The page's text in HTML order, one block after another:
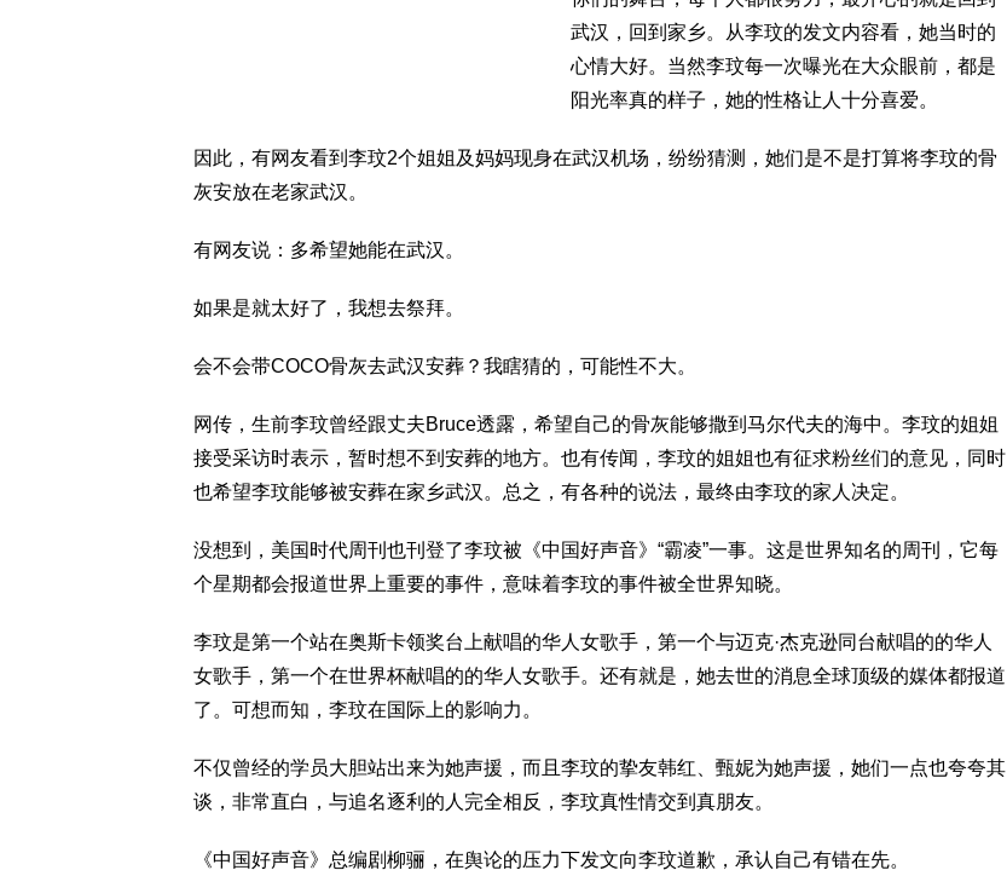
武汉，回到家乡。从李玟的发文内容看，她当时的
心情大好。当然李玟每一次曝光在大众眼前，都是
阳光率真的样子，她的性格让人十分喜爱。
因此，有网友看到李玟2个姐姐及妈妈现身在武汉机场，纷纷猜测，她们是不是打算将李玟的骨
灰安放在老家武汉。
有网友说：多希望她能在武汉。
如果是就太好了，我想去祭拜。
会不会带COCO骨灰去武汉安葬？我瞎猜的，可能性不大。
网传，生前李玟曾经跟丈夫Bruce透露，希望自己的骨灰能够撒到马尔代夫的海中。李玟的姐姐
接受采访时表示，暂时想不到安葬的地方。也有传闻，李玟的姐姐也有征求粉丝们的意见，同时
也希望李玟能够被安葬在家乡武汉。总之，有各种的说法，最终由李玟的家人决定。
没想到，美国时代周刊也刊登了李玟被《中国好声音》“霸凌”一事。这是世界知名的周刊，它每
个星期都会报道世界上重要的事件，意味着李玟的事件被全世界知晓。
李玟是第一个站在奥斯卡领奖台上献唱的华人女歌手，第一个与迈克·杰克逊同台献唱的的华人
女歌手，第一个在世界杯献唱的的华人女歌手。还有就是，她去世的消息全球顶级的媒体都报道
了。可想而知，李玟在国际上的影响力。
不仅曾经的学员大胆站出来为她声援，而且李玟的挚友韩红、甄妮为她声援，她们一点也夸夸其
谈，非常直白，与追名逐利的人完全相反，李玟真性情交到真朋友。
《中国好声音》总编剧柳骊，在舆论的压力下发文向李玟道歉，承认自己有错在先。